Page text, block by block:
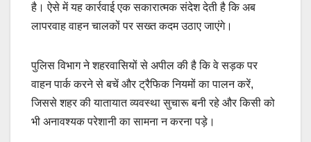
है। ऐसे में यह कार्रवाई एक सकारात्मक संदेश देती है कि अब
लापरवाह वाहन चालकों पर सख्त कदम उठाए जाएंगे।
पुलिस विभाग ने शहरवासियों से अपील की है कि वे सड़क पर
वाहन पार्क करने से बचें और ट्रैफिक नियमों का पालन करें,
जिससे शहर की यातायात व्यवस्था सुचारू बनी रहे और किसी को
भी अनावश्यक परेशानी का सामना न करना पड़े।